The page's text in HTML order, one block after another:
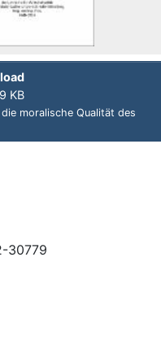
KB
moralische Qualität des
30779